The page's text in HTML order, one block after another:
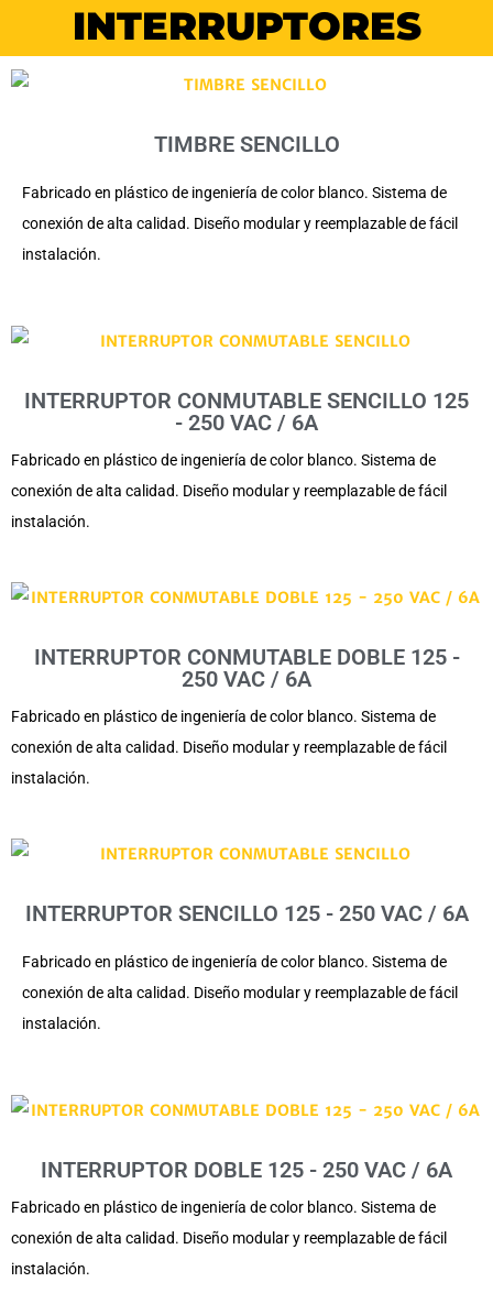
INTERRUPTORES
TIMBRE SENCILLO
Fabricado en plástico de ingeniería de color blanco. Sistema de
conexión de alta calidad. Diseño modular y reemplazable de fácil
instalación.
INTERRUPTOR CONMUTABLE SENCILLO 125
- 250 VAC / 6A
Fabricado en plástico de ingeniería de color blanco. Sistema de
conexión de alta calidad. Diseño modular y reemplazable de fácil
instalación.
INTERRUPTOR CONMUTABLE DOBLE 125 -
250 VAC / 6A
Fabricado en plástico de ingeniería de color blanco. Sistema de
conexión de alta calidad. Diseño modular y reemplazable de fácil
instalación.
INTERRUPTOR SENCILLO 125 - 250 VAC / 6A
Fabricado en plástico de ingeniería de color blanco. Sistema de
conexión de alta calidad. Diseño modular y reemplazable de fácil
instalación.
INTERRUPTOR DOBLE 125 - 250 VAC / 6A
Fabricado en plástico de ingeniería de color blanco. Sistema de
conexión de alta calidad. Diseño modular y reemplazable de fácil
instalación.